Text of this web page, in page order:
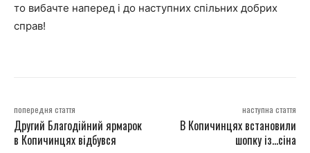
то вибачте наперед і до наступних спільних добрих
справ!
попередня стаття
Другий Благодійний ярмарок
в Копичинцях відбувся
наступна стаття
В Копичинцях встановили
шопку із…сіна